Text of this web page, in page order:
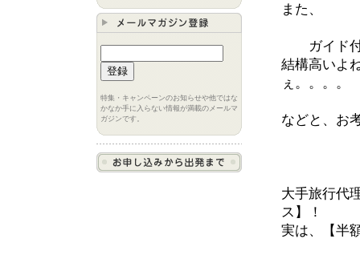
また、
ガイド付
結構高いよ
ぇ。。。。
などと、お
大手旅行代
ス】！
実は、【半
特集・キャンペーンのお知らせや他ではな
かなか手に入らない情報が満載のメールマ
ガジンです。